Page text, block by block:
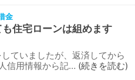
金
住宅ローンは組めます
ていましたが、返済してから
信用情報から記… 続きを読む